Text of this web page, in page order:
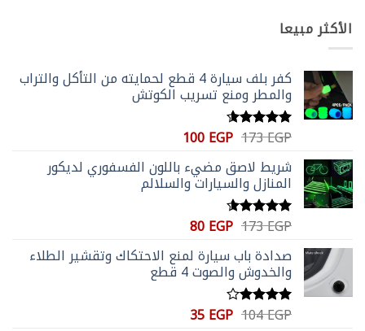
الأكثر مبيعا
كفر بلف سيارة 4 قطع لحمايته من التأكل والتراب
والمطر ومنع تسريب الكوتش
تم التقييم
173EGP السعر
هو:
173 EGP.
100EGP السعر
هو:
100 EGP.
شريط لاصق مضيء باللون الفسفوري لديكور
المنازل والسيارات والسلالم
تم التقييم
173EGP السعر
هو:
173 EGP.
80EGP السعر
هو:
80 EGP.
صدادة باب سيارة لمنع الاحتكاك وتقشير الطلاء
والخدوش والصوت 4 قطع
تم
104EGP السعر35EGP السعر